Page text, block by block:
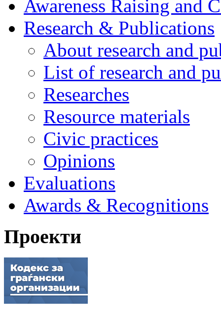
Awareness Raising and
Research & Publications
About research and
List of research and
Researches
Resource materials
Civic practices
Opinions
Evaluations
Awards & Recognitions
Проекти